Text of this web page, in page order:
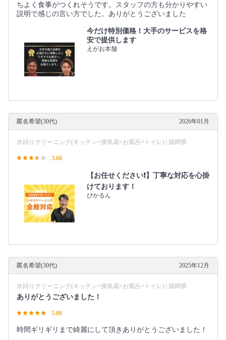
ちよく食事がつくれそうです。スタッフの方も分かりやすい
説明で感じの言い方でした。ありがとうございました
今だけ特別価格！大手のサービスを格
安で提供します
えがお本舗
匿名希望(30代) 2026年01月
水回りクリーニング(キッチン×換気扇×お風呂×トイレ) | 福岡県
3.60
【お任せください❗️】丁寧な対応を心掛
けております！
ぴかるん
匿名希望(30代) 2025年12月
水回りクリーニング(キッチン×換気扇×お風呂×トイレ) | 福岡県
ありがとうございました！
5.00
時間ギリギリまで綺麗にして頂きありがとうございました！